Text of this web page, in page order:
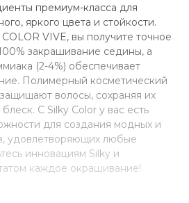
премиум-класса для
яркого цвета и стойкости.
VIVE, вы получите точное
закрашивание седины, а
(2-4%) обеспечивает
Полимерный косметический
волосы, сохраняя их
С Silky Color у вас есть
для создания модных и
удовлетворяющих любые
инновациям Silky и
каждое окрашивание!